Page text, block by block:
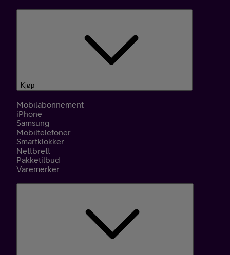
Kjøp
Mobilabonnement
iPhone
Samsung
Mobiltelefoner
Smartklokker
Nettbrett
Pakketilbud
Varemerker